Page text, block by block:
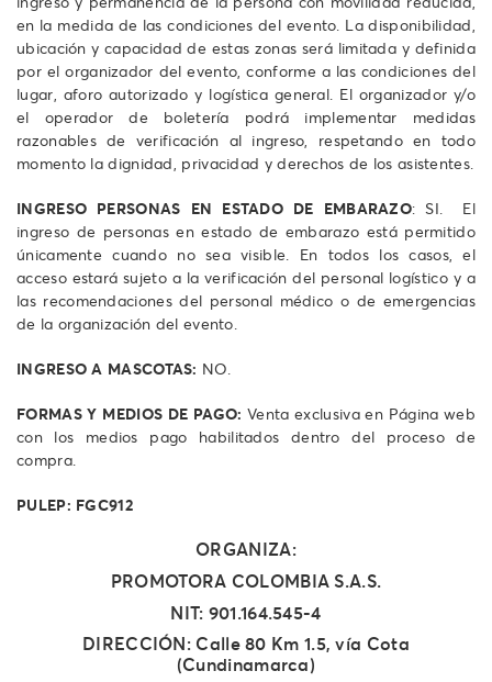
en la medida de las condiciones del evento. La disponibilidad,
ubicación y capacidad de estas zonas será limitada y definida
por el organizador del evento, conforme a las condiciones del
lugar, aforo autorizado y logística general. El organizador y/o
el operador de boletería podrá implementar medidas
razonables de verificación al ingreso, respetando en todo
momento la dignidad, privacidad y derechos de los asistentes.
INGRESO PERSONAS EN ESTADO DE EMBARAZO: SI. El
ingreso de personas en estado de embarazo está permitido
únicamente cuando no sea visible. En todos los casos, el
acceso estará sujeto a la verificación del personal logístico y a
las recomendaciones del personal médico o de emergencias
de la organización del evento.
INGRESO A MASCOTAS: NO.
FORMAS Y MEDIOS DE PAGO: Venta exclusiva en Página web
con los medios pago habilitados dentro del proceso de
compra.
PULEP: FGC912
ORGANIZA:
PROMOTORA COLOMBIA S.A.S.
NIT: 901.164.545-4
DIRECCIÓN: Calle 80 Km 1.5, vía Cota
(Cundinamarca)